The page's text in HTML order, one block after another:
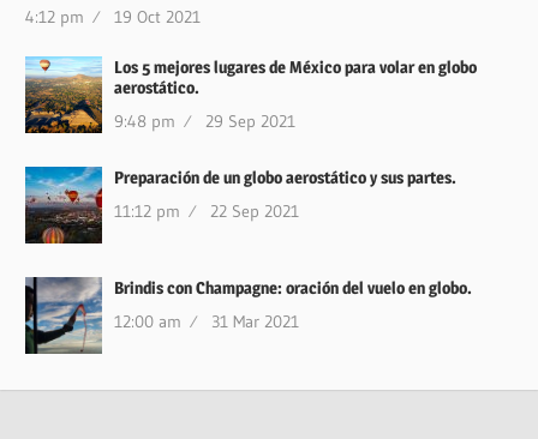
4:12 pm 19 Oct 2021
Los 5 mejores lugares de México para volar en globo
aerostático.
9:48 pm 29 Sep 2021
Preparación de un globo aerostático y sus partes.
11:12 pm 22 Sep 2021
Brindis con Champagne: oración del vuelo en globo.
12:00 am 31 Mar 2021